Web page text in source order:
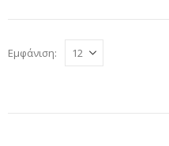
Εμφάνιση: